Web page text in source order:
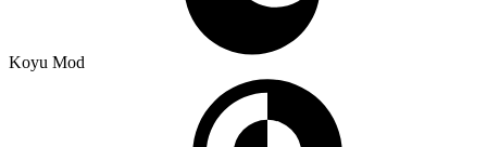
Koyu Mod